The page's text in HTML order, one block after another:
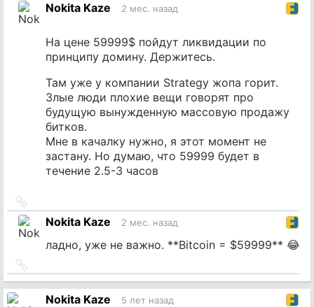
Nokita Kaze 2 мес. назад
На цене 59999$ пойдут ликвидации по
принципу домину. Держитесь.
Там уже у компании Strategy жопа горит.
Злые люди плохие вещи говорят про
будущую вынужденную массовую продажу
битков.
Мне в качалку нужно, я этот момент не
застану. Но думаю, что 59999 будет в
течение 2.5-3 часов
на
источник
Nokita Kaze 2 мес. назад
ладно, уже не важно. **Bitcoin = $59999** 😂
на
источник
Nokita Kaze 5 лет назад